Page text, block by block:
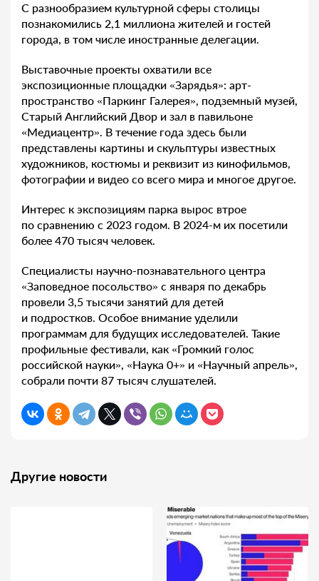
С разнообразием культурной сферы столицы
познакомились 2,1 миллиона жителей и гостей
города, в том числе иностранные делегации.
Выставочные проекты охватили все
экспозиционные площадки «Зарядья»: арт-
пространство «Паркинг Галерея», подземный музей,
Старый Английский Двор и зал в павильоне
«Медиацентр». В течение года здесь были
представлены картины и скульптуры известных
художников, костюмы и реквизит из кинофильмов,
фотографии и видео со всего мира и многое другое.
Интерес к экспозициям парка вырос втрое
по сравнению с 2023 годом. В 2024-м их посетили
более 470 тысяч человек.
Специалисты научно-познавательного центра
«Заповедное посольство» с января по декабрь
провели 3,5 тысячи занятий для детей
и подростков. Особое внимание уделили
программам для будущих исследователей. Такие
профильные фестивали, как «Громкий голос
российской науки», «Наука 0+» и «Научный апрель»,
собрали почти 87 тысяч слушателей.
Другие новости